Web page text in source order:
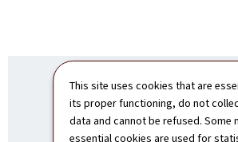
This site uses cookies that are
its proper functioning, do not
data and cannot be refused. Some
essential cookies are used for